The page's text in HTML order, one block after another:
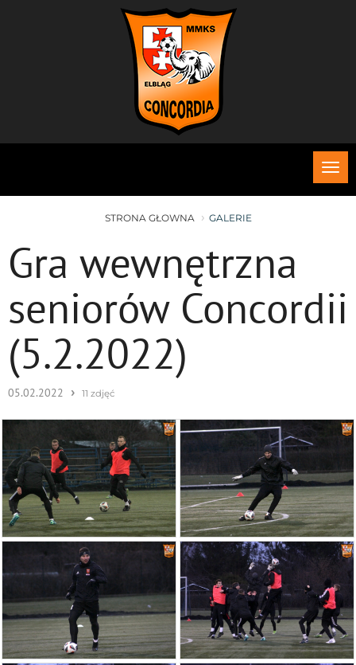
STRONA GŁOWNA GALERIE
Gra wewnętrzna
seniorów Concordii
(5.2.2022)
05.02.2022 › 11 zdjęć